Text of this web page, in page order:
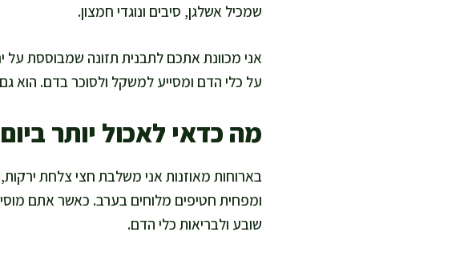
שמכיל אשלגן, סיבים ונוגדי חמצון.
אני מכוונת אתכם לתבנית תזונה שמבוססת על
על כלי הדם ומסייע למשקל ולסוכר בדם. הוא
מה כדאי לאכול יותר
בארוחות מאוזנות אני משלבת חצי צלחת
ומפחית חטיפים מלוחים בערב. כאשר אתם
שובע ולבריאות כלי הדם.